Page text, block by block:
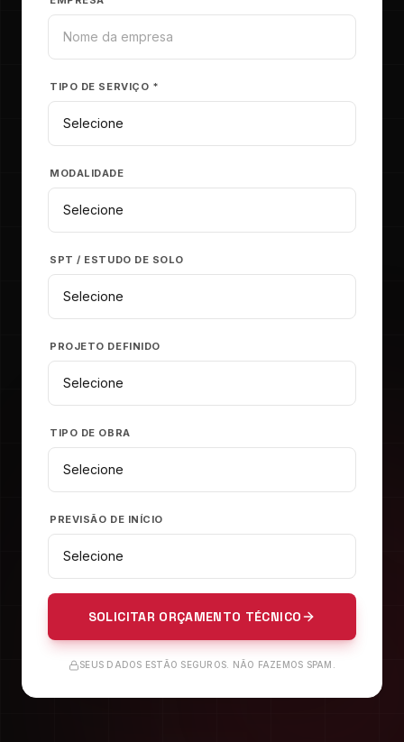
TIPO DE SERVIÇO *
MODALIDADE
SPT / ESTUDO DE SOLO
PROJETO DEFINIDO
TIPO DE OBRA
PREVISÃO DE INÍCIO
SOLICITAR ORÇAMENTO TÉCNICO
SEUS DADOS ESTÃO SEGUROS. NÃO FAZEMOS SPAM.